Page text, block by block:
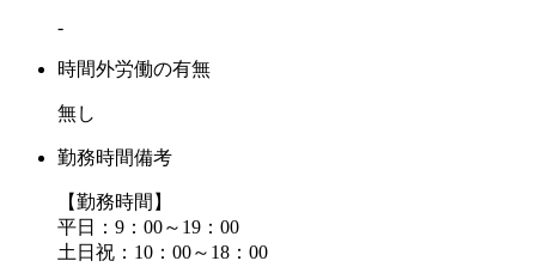
-
時間外労働の有無
無し
勤務時間備考
【勤務時間】
平日：9：00～19：00
土日祝：10：00～18：00